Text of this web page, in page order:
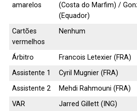
amarelos
(Costa do Marfim) /
(Equador)
Cartões
vermelhos
Nenhum
Árbitro
Francois Letexier (FRA)
Assistente 1
Cyril Mugnier (FRA)
Assistente 2
Mehdi Rahmouni (FRA)
VAR
Jarred Gillett (ING)